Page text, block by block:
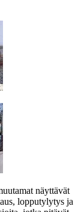
näyttävät
lopputylytys ja